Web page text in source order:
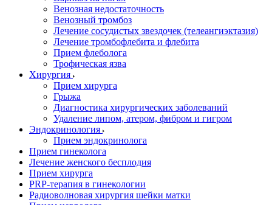
Венозная недостаточность
Венозный тромбоз
Лечение сосудистых звездочек (телеангиэктазия)
Лечение тромбофлебита и флебита
Прием флеболога
Трофическая язва
Хирургия
Прием хирурга
Грыжа
Диагностика хирургических заболеваний
Удаление липом, атером, фибром и гигром
Эндокринология
Прием эндокринолога
Прием гинеколога
Лечение женского бесплодия
Прием хирурга
PRP-терапия в гинекологии
Радиоволновая хирургия шейки матки